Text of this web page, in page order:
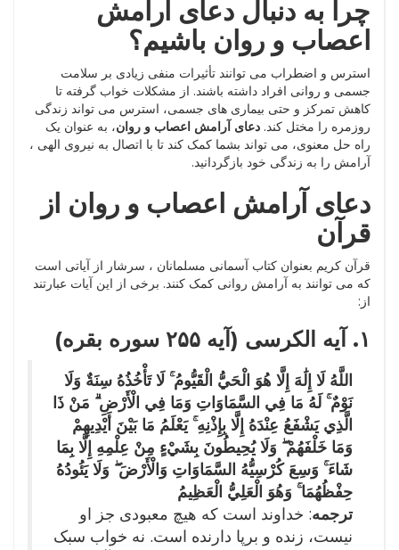
چرا به دنبال دعای آرامش
اعصاب و روان باشیم؟
استرس و اضطراب می توانند تأثیرات منفی زیادی بر سلامت
جسمی و روانی افراد داشته باشند. از مشکلات خواب گرفته تا
کاهش تمرکز و حتی بیماری های جسمی، استرس می تواند زندگی
روزمره را مختل کند. دعای آرامش اعصاب و روان، به عنوان یک
راه حل معنوی، می تواند بشما کمک کند تا با اتصال به نیروی الهی ،
آرامش را به زندگی خود بازگردانید.
دعای آرامش اعصاب و روان از
قرآن
قرآن کریم بعنوان کتاب آسمانی مسلمانان ، سرشار از آیاتی است
که می توانند به آرامش روانی کمک کنند. برخی از این آیات عبارتند
از:
۱. آیه الکرسی (آیه ۲۵۵ سوره بقره)
اللَّهُ لَا إِلَٰهَ إِلَّا هُوَ الْحَيُّ الْقَيُّومُ ۚ لَا تَأْخُذُهُ سِنَةٌ وَلَا
نَوْمٌ ۚ لَهُ مَا فِي السَّمَاوَاتِ وَمَا فِي الْأَرْضِ ۗ مَنْ ذَا
الَّذِي يَشْفَعُ عِنْدَهُ إِلَّا بِإِذْنِهِ ۚ يَعْلَمُ مَا بَيْنَ أَيْدِيهِمْ
وَمَا خَلْفَهُمْ ۖ وَلَا يُحِيطُونَ بِشَيْءٍ مِنْ عِلْمِهِ إِلَّا بِمَا
شَاءَ ۚ وَسِعَ كُرْسِيُّهُ السَّمَاوَاتِ وَالْأَرْضَ ۖ وَلَا يَئُودُهُ
حِفْظُهُمَا ۚ وَهُوَ الْعَلِيُّ الْعَظِيمُ
ترجمه: خداوند است که هیچ معبودی جز او
نیست، زنده و برپا دارنده است. نه خواب سبک